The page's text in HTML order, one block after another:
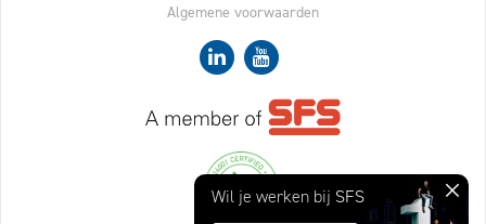
Algemene voorwaarden
Wil je werken bij SFS